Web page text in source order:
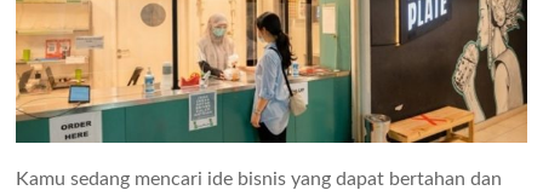
Kamu sedang mencari ide bisnis yang dapat bertahan dan